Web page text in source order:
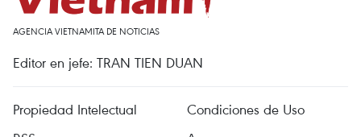
AGENCIA VIETNAMITA DE NOTICIAS
Editor en jefe: TRAN TIEN DUAN
Propiedad Intelectual
Condiciones de Uso